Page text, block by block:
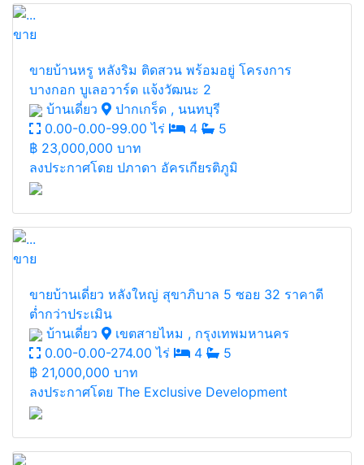
ขาย
ขายบ้านหรู หลังริม ติดสวน พร้อมอยู่ โครงการ
บางกอก บูเลอวาร์ด แจ้งวัฒนะ 2
บ้านเดี่ยว
ปากเกร็ด , นนทบุรี
0.00-0.00-99.00 ไร่
4
5
฿ 23,000,000 บาท
ลงประกาศโดย ปภาดา อัครเกียรติภูมิ
ขาย
ขายบ้านเดี่ยว หลังใหญ่ สุขาภิบาล 5 ซอย 32 ราคาดี
ต่ำกว่าประเมิน
บ้านเดี่ยว
เขตสายไหม , กรุงเทพมหานคร
0.00-0.00-274.00 ไร่
4
5
฿ 21,000,000 บาท
ลงประกาศโดย The Exclusive Development